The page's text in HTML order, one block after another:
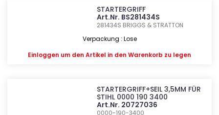
STARTERGRIFF
Art.Nr. BS281434S
281434S BRIGGS & STRATTON
Verpackung : Lose
Einloggen um den Artikel in den Warenkorb zu legen
STARTERGRIFF+SEIL 3,5MM FÜR
STIHL 0000 190 3400
Art.Nr. 20727036
0000-190-3400